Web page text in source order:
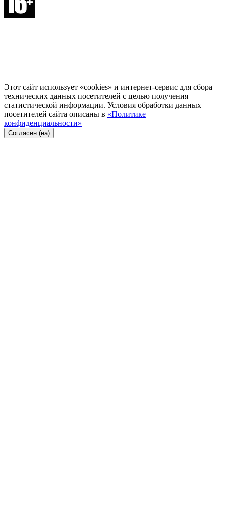
Этот сайт использует «cookies» и интернет-сервис для сбора
технических данных посетителей с целью получения
статистической информации. Условия обработки данных
посетителей сайта описаны в «Политике
конфиденциальности»
Согласен (на)